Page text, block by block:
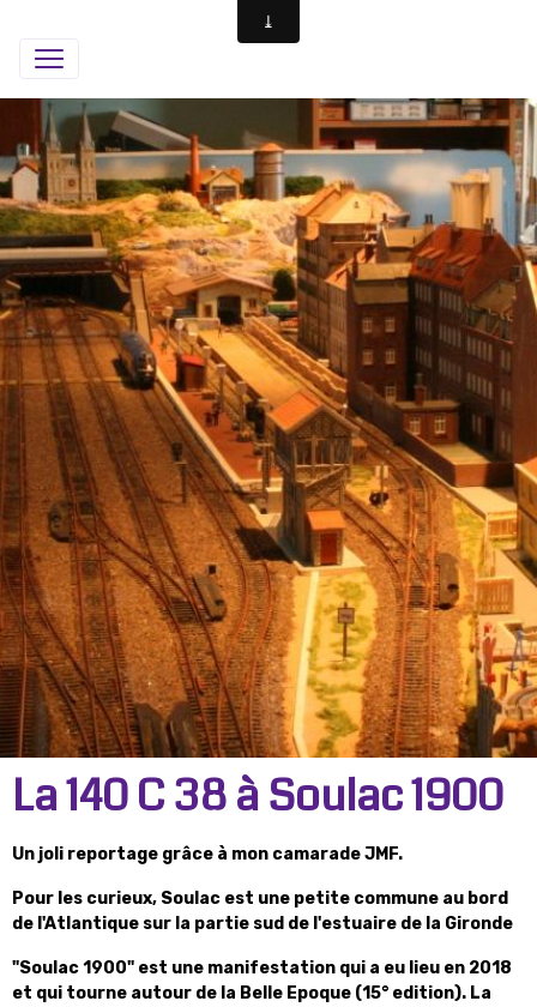
La 140 C 38 à Soulac 1900
Un joli reportage grâce à mon camarade JMF.
Pour les curieux, Soulac est une petite commune au bord
de l'Atlantique sur la partie sud de l'estuaire de la Gironde
"Soulac 1900" est une manifestation qui a eu lieu en 2018
et qui tourne autour de la Belle Epoque (15° edition). La